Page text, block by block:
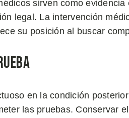
sirven como
legal. La intervención
su posición al buscar
en la condición
las pruebas. Conservar